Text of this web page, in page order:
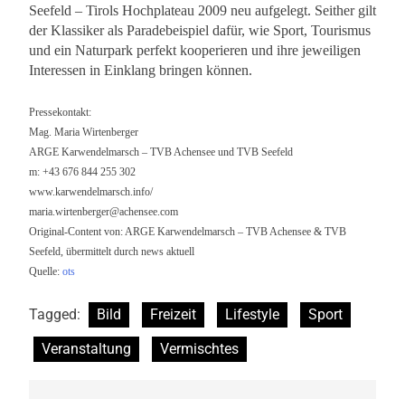
Seefeld – Tirols Hochplateau 2009 neu aufgelegt. Seither gilt
der Klassiker als Paradebeispiel dafür, wie Sport, Tourismus
und ein Naturpark perfekt kooperieren und ihre jeweiligen
Interessen in Einklang bringen können.
Pressekontakt:
Mag. Maria Wirtenberger
ARGE Karwendelmarsch – TVB Achensee und TVB Seefeld
m: +43 676 844 255 302
www.karwendelmarsch.info/
maria.wirtenberger@achensee.com
Original-Content von: ARGE Karwendelmarsch – TVB Achensee & TVB
Seefeld, übermittelt durch news aktuell
Quelle: ots
Tagged: Bild Freizeit Lifestyle
Sport
Veranstaltung
Vermischtes